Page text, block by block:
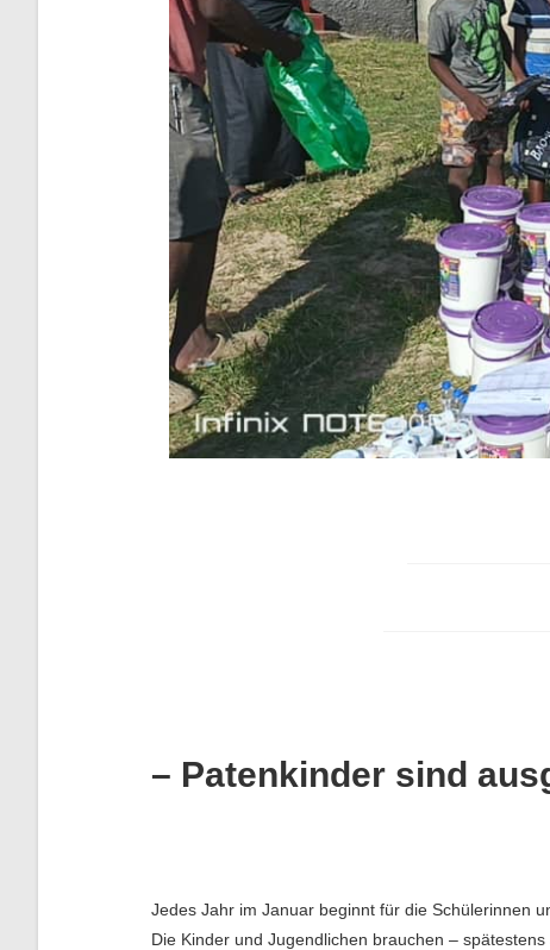
– Patenkinder sind
Jedes Jahr im Januar beginnt für die Schülerinnen
Die Kinder und Jugendlichen brauchen –